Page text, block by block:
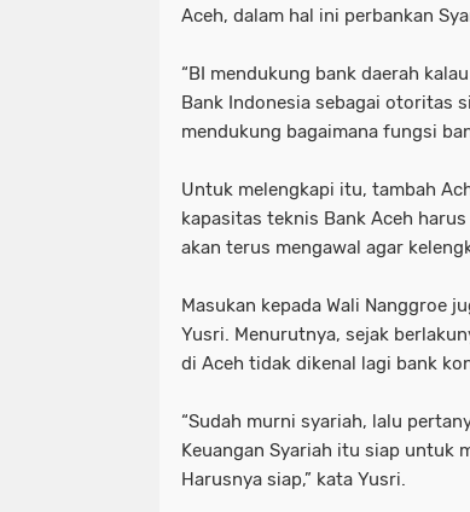
Aceh, dalam hal ini perbankan
“BI mendukung bank daerah
Bank Indonesia sebagai otoritas
mendukung bagaimana fungsi
Untuk melengkapi itu, tambah
kapasitas teknis Bank Aceh
akan terus mengawal agar
Masukan kepada Wali Nanggroe
Yusri. Menurutnya, sejak
di Aceh tidak dikenal lagi bank
“Sudah murni syariah, lalu
Keuangan Syariah itu siap untuk
Harusnya siap,” kata Yusri.